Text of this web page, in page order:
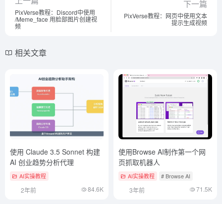
PixVerse教程：Discord中使用
/Meme_face 用脸部图片创建视
频
下一篇
PixVerse教程：网页中使用文本
提示生成视频
相关文章
使用 Claude 3.5 Sonnet 构建
AI 创业趋势分析代理
AI实操教程
2年前 84.6K
使用Browse AI制作第一个网
页抓取机器人
AI实操教程 # Browse AI
3年前 71.5K